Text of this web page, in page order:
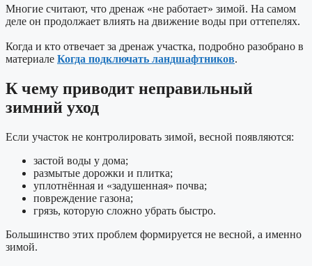
Многие считают, что дренаж «не работает» зимой. На самом
деле он продолжает влиять на движение воды при оттепелях.
Когда и кто отвечает за дренаж участка, подробно разобрано в
материале Когда подключать ландшафтников.
К чему приводит неправильный
зимний уход
Если участок не контролировать зимой, весной появляются:
застой воды у дома;
размытые дорожки и плитка;
уплотнённая и «задушенная» почва;
повреждение газона;
грязь, которую сложно убрать быстро.
Большинство этих проблем формируется не весной, а именно
зимой.